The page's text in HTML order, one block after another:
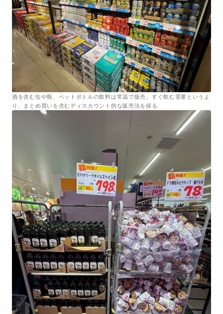
酒を含む缶や瓶、ペットボトルの飲料は常温で販売。すぐ飲む需要というよ
り、まとめ買いを含むディスカウント的な販売法を採る